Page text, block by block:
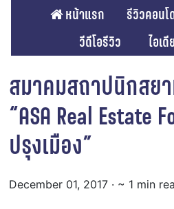
หน้าแรก รีวิวคอนโ
วีดีโอรีวิว
ไอเ
สมาคมสถาปนิกสย
“ASA Real Estate
ปรุงเมือง”
December 01, 2017 · ~ 1 min